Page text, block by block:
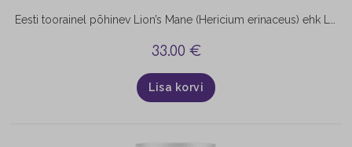
Eesti toorainel põhinev Lion’s Mane (Hericium erinaceus) ehk Lõvilakk – korallnarmiku toode on pilvikulaadsete seltsi korallnarmikuliste sugukonda kuuluv söödav seeneliik, mida traditsioonilises Hiina meditsiinis kasutatakse üldtoonikuna ning laialdasemalt kasutusel keskendumise soodustamiseks ja aju töö toetuseks.
33.00 €
Lisa korvi